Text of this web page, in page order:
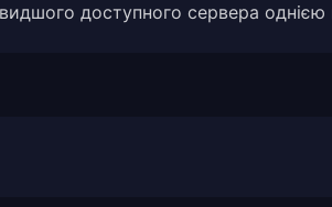
доступного сервера